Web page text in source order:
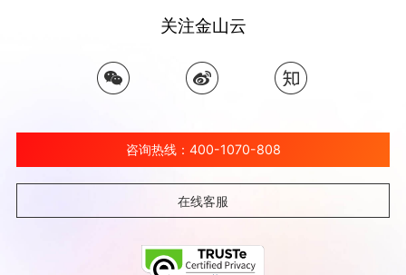
关注金山云
咨询热线：400-1070-808
在线客服